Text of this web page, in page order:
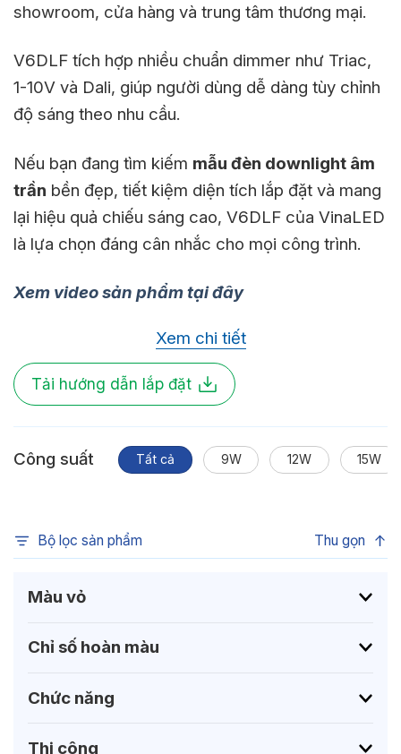
showroom, cửa hàng và trung tâm thương mại.
V6DLF tích hợp nhiều chuẩn dimmer như Triac,
1-10V và Dali, giúp người dùng dễ dàng tùy chỉnh
độ sáng theo nhu cầu.
Nếu bạn đang tìm kiếm mẫu đèn downlight âm
trần bền đẹp, tiết kiệm diện tích lắp đặt và mang
lại hiệu quả chiếu sáng cao, V6DLF của VinaLED
là lựa chọn đáng cân nhắc cho mọi công trình.
Xem video sản phẩm tại đây
Xem chi tiết
Tải hướng dẫn lắp đặt
Công suất Tất cả 9W 12W 15W
Bộ lọc sản phẩm Thu gọn
Màu vỏ
Chỉ số hoàn màu
Chức năng
Thi công